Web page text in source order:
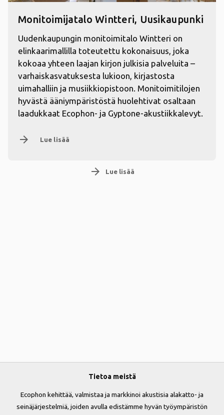
Monitoimijatalo Wintteri, Uusikaupunki
Uudenkaupungin monitoimitalo Wintteri on
elinkaarimallilla toteutettu kokonaisuus, joka
kokoaa yhteen laajan kirjon julkisia palveluita –
varhaiskasvatuksesta lukioon, kirjastosta
uimahalliin ja musiikkiopistoon. Monitoimitilojen
hyvästä ääniympäristöstä huolehtivat osaltaan
laadukkaat Ecophon- ja Gyptone-akustiikkalevyt.
arrow_forward Lue lisää
arrow_forward Lue lisää
Tietoa meistä
Ecophon kehittää, valmistaa ja markkinoi akustisia alakatto- ja
seinäjärjestelmiä, joiden avulla edistämme hyvän työympäristön